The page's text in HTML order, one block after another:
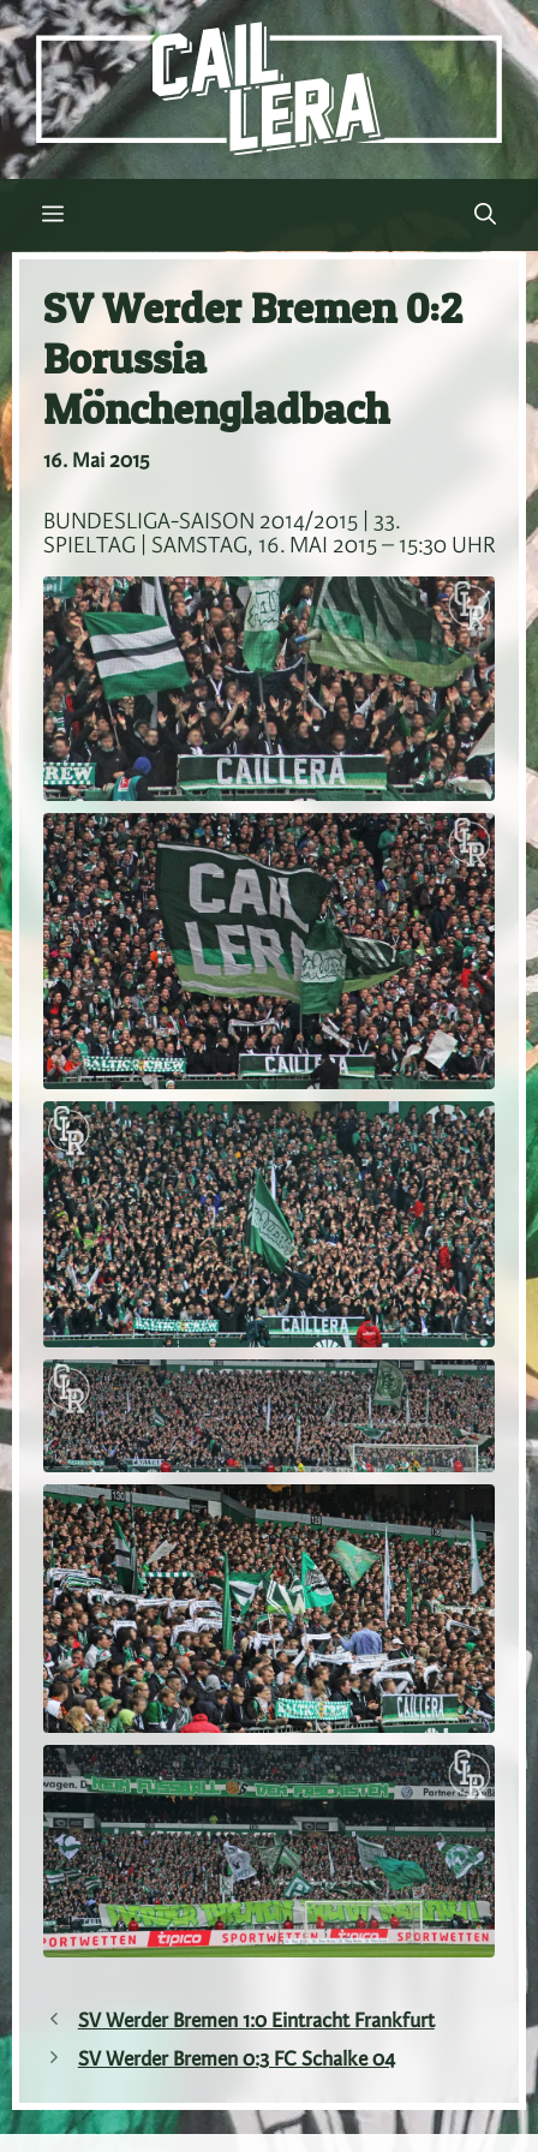
Zum
Inhalt
springen
Menü
SV Werder Bremen 0:2
Borussia
Mönchengladbach
16. Mai 2015
BUNDESLIGA-SAISON 2014/2015 | 33.
SPIELTAG | SAMSTAG, 16. MAI 2015 – 15:30 UHR
SV Werder Bremen 1:0 Eintracht Frankfurt
SV Werder Bremen 0:3 FC Schalke 04